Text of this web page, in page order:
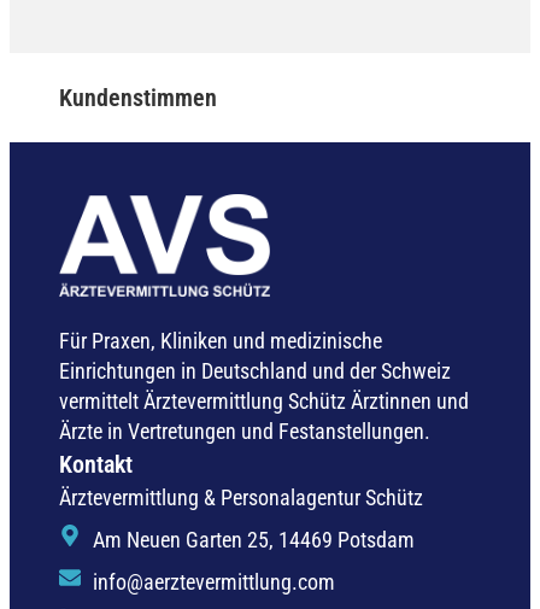
Kundenstimmen
Für Praxen, Kliniken und medizinische
Einrichtungen in Deutschland und der Schweiz
vermittelt Ärztevermittlung Schütz Ärztinnen und
Ärzte in Vertretungen und Festanstellungen.
Kontakt
Ärztevermittlung & Personalagentur Schütz
Am Neuen Garten 25, 14469 Potsdam
info@aerztevermittlung.com